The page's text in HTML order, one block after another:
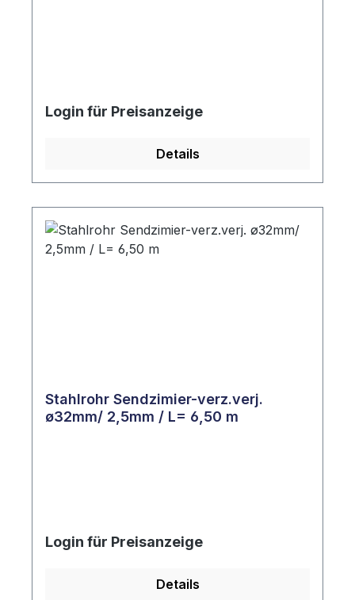
Login für Preisanzeige
Details
Stahlrohr Sendzimier-verz.verj.
ø32mm/ 2,5mm / L= 6,50 m
Login für Preisanzeige
Details